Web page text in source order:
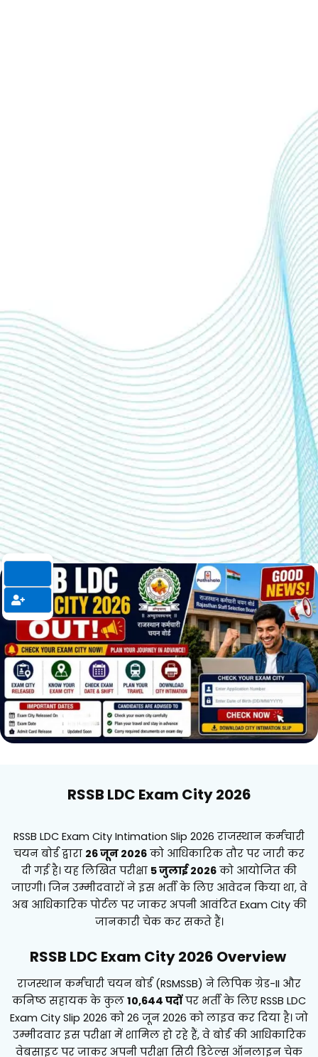
RSSB LDC Exam City 2026
RSSB LDC Exam City Intimation Slip 2026 राजस्थान कर्मचारी
चयन बोर्ड द्वारा 26 जून 2026 को आधिकारिक तौर पर जारी कर
दी गई है। यह लिखित परीक्षा 5 जुलाई 2026 को आयोजित की
जाएगी। जिन उम्मीदवारों ने इस भर्ती के लिए आवेदन किया था, वे
अब आधिकारिक पोर्टल पर जाकर अपनी आवंटित Exam City की
जानकारी चेक कर सकते हैं।
RSSB LDC Exam City 2026 Overview
राजस्थान कर्मचारी चयन बोर्ड (RSMSSB) ने लिपिक ग्रेड-II और
कनिष्ठ सहायक के कुल 10,644 पदोंपर भर्ती के लिए RSSB LDC
Exam City Slip 2026 को 26 जून 2026 को लाइव कर दिया है। जो
उम्मीदवार इस परीक्षा में शामिल हो रहे हैं, वे बोर्ड की आधिकारिक
वेबसाइट पर जाकर अपनी परीक्षा सिटी डिटेल्स ऑनलाइन चेक